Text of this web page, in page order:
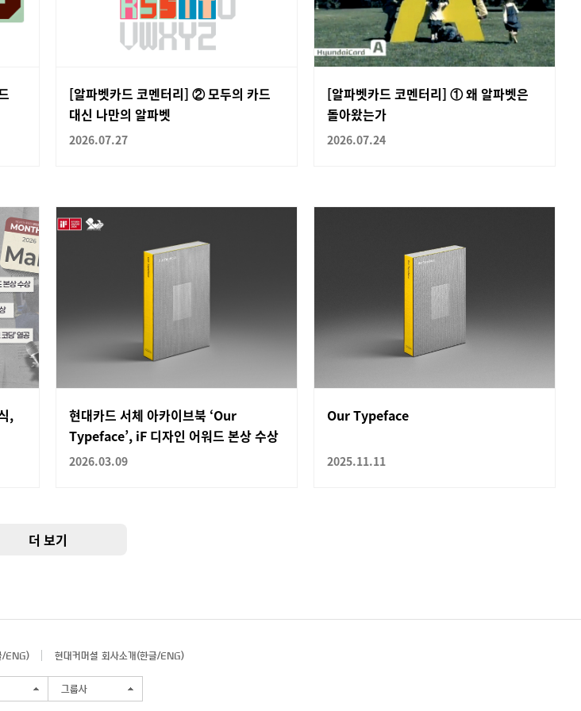
[알파벳카드 코멘터리] ② 모두의 카드
대신 나만의 알파벳
2026.07.27
[알파벳카드 코멘터리] ① 왜 알파벳은
돌아왔는가
2026.07.24
,
현대카드 서체 아카이브북 ‘Our
Typeface’, iF 디자인 어워드 본상 수상
2026.03.09
Our Typeface
2025.11.11
더 보기
/ENG) 현대커머셜 회사소개(한글/ENG)
그룹사